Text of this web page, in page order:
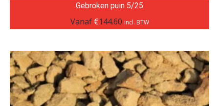
Gebroken puin 5/25
Vanaf €144.60 incl. BTW